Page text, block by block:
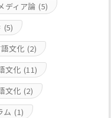
ディア論 (5)
(5)
文化 (2)
文化 (11)
文化 (2)
ム (1)